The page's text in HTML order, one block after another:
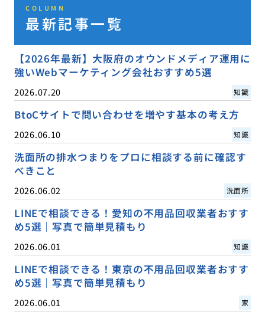
COLUMN
最新記事一覧
【2026年最新】大阪府のオウンドメディア運用に
強いWebマーケティング会社おすすめ5選
2026.07.20 知識
BtoCサイトで問い合わせを増やす基本の考え方
2026.06.10 知識
洗面所の排水つまりをプロに相談する前に確認す
べきこと
2026.06.02 洗面所
LINEで相談できる！愛知の不用品回収業者おすす
め5選｜写真で簡単見積もり
2026.06.01 知識
LINEで相談できる！東京の不用品回収業者おすす
め5選｜写真で簡単見積もり
2026.06.01 家